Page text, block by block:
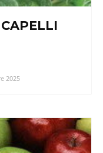
2025